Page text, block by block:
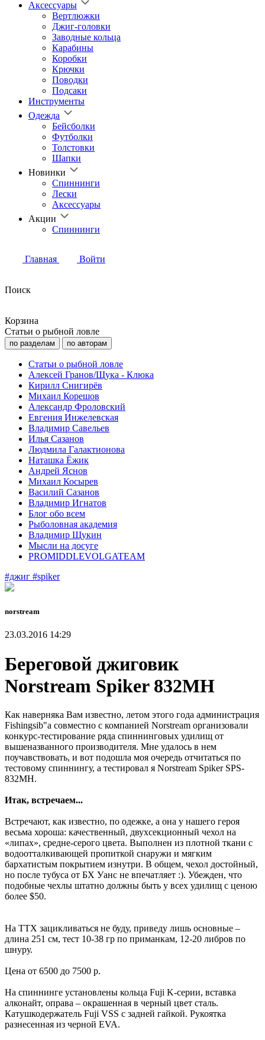
Аксессуары
Вертлюжки
Джиг-головки
Заводные кольца
Карабины
Коробки
Крючки
Поводки
Подсаки
Инструменты
Одежда
Бейсболки
Футболки
Толстовки
Шапки
Новинки
Спиннинги
Лески
Аксессуары
Акции
Спиннинги
Главная Войти
Поиск
Корзина
Статьи о рыбной ловле
по разделам по авторам
Статьи о рыбной ловле
Алексей Гранов/Щука - Клюка
Кирилл Снигирёв
Михаил Корешов
Александр Фроловский
Евгения Инжелевская
Владимир Савельев
Илья Сазанов
Людмила Галактионова
Наташка Ёжик
Андрей Яснов
Михаил Косырев
Василий Сазанов
Владимир Игнатов
Блог обо всем
Рыболовная академия
Владимир Щукин
Мысли на досуге
PROMIDDLEVOLGATEAM
#джиг #spiker
norstream
23.03.2016 14:29
Береговой джиговик
Norstream Spiker 832MH
Как наверняка Вам известно, летом этого года администрация
Fishingsib"а совместно с компанией Norstream организовали
конкурс-тестирование ряда спиннинговых удилищ от
вышеназванного производителя. Мне удалось в нем
поучавствовать, и вот подошла моя очередь отчитаться по
тестовому спиннингу, а тестировал я Norstream Spiker SPS-
832MH.
Итак, встречаем...
Встречают, как известно, по одежке, а она у нашего героя
весьма хороша: качественный, двухсекционный чехол на
«липах», средне-серого цвета. Выполнен из плотной ткани с
водоотталкивающей пропиткой снаружи и мягким
бархатистым покрытием изнутри. В общем, чехол достойный,
но после тубуса от БХ Уанс не впечатляет :). Убежден, что
подобные чехлы штатно должны быть у всех удилищ с ценою
более $50.
На ТТХ зацикливаться не буду, приведу лишь основные –
длина 251 см, тест 10-38 гр по приманкам, 12-20 либров по
шнуру.
Цена от 6500 до 7500 р.
На спиннинге установлены кольца Fuji K-серии, вставка
алконайт, оправа – окрашенная в черный цвет сталь.
Катушкодержатель Fuji VSS с задней гайкой. Рукоятка
разнесенная из черной EVA.